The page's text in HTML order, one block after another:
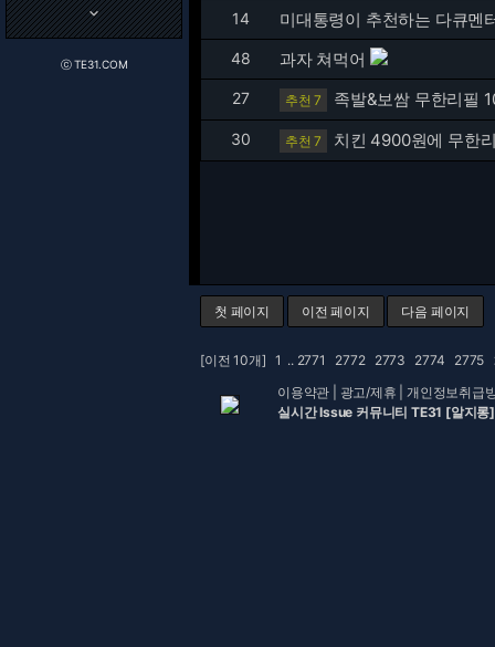
keyboard_arrow_down
ⓒ TE31.COM
14 미대통령이 추천하는 다큐멘
48 과자 쳐먹어
27 추천 7 족발&보쌈 무한리필
30 추천 7 치킨 4900원에 무한
첫 페이지 이전 페이지 다음 페이지
[이전 10개] 1 ..2771 2772 2773 2774 2775
이용약관
광고/제휴 |개인정보취급
실시간 Issue 커뮤니티 TE31 [알지